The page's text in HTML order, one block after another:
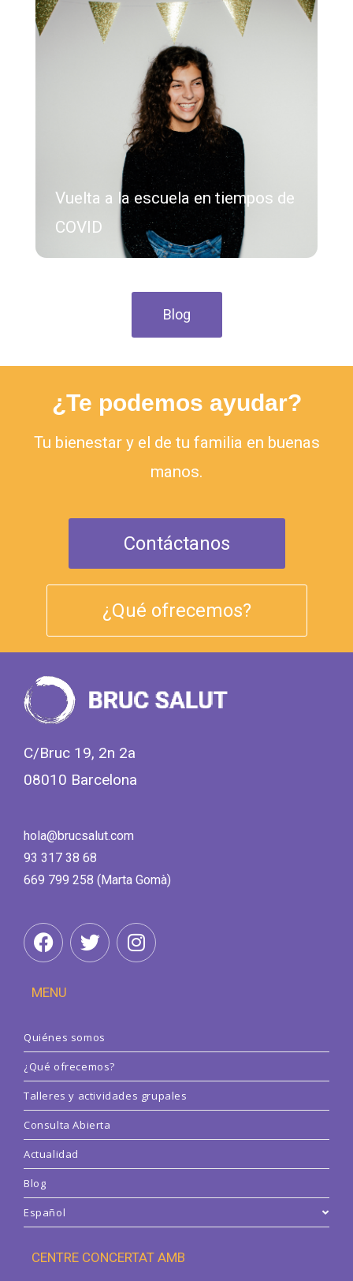
Vuelta a la escuela en tiempos de
COVID
Blog
¿Te podemos ayudar?
Tu bienestar y el de tu familia en buenas
manos.
Contáctanos
¿Qué ofrecemos?
C/Bruc 19, 2n 2a
08010 Barcelona
hola@brucsalut.com
93 317 38 68
669 799 258 (Marta Gomà)
MENU
Quiénes somos
¿Qué ofrecemos?
Talleres y actividades grupales
Consulta Abierta
Actualidad
Blog
Español
CENTRE CONCERTAT AMB